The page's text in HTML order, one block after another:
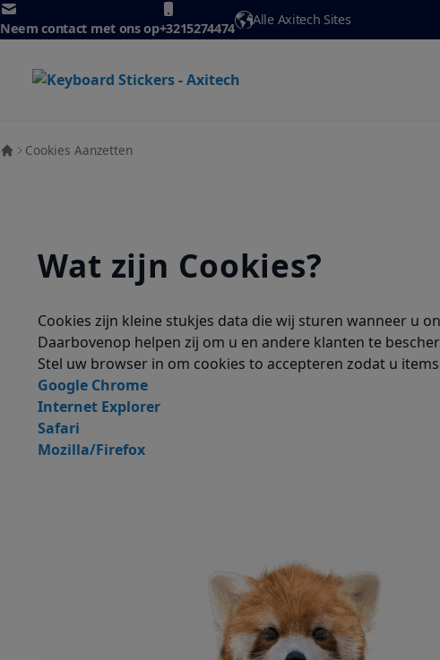
Ga naar de inhoud
Neem contact met ons op+3215274474
Alle Axitech Sites
Cookies Aanzetten
Wat zijn Cookies?
Cookies zijn kleine stukjes data die wij sturen wanneer u
Daarbovenop helpen zij om u en andere klanten te
Stel uw browser in om cookies to accepteren zodat u
Google Chrome
Internet Explorer
Safari
Mozilla/Firefox